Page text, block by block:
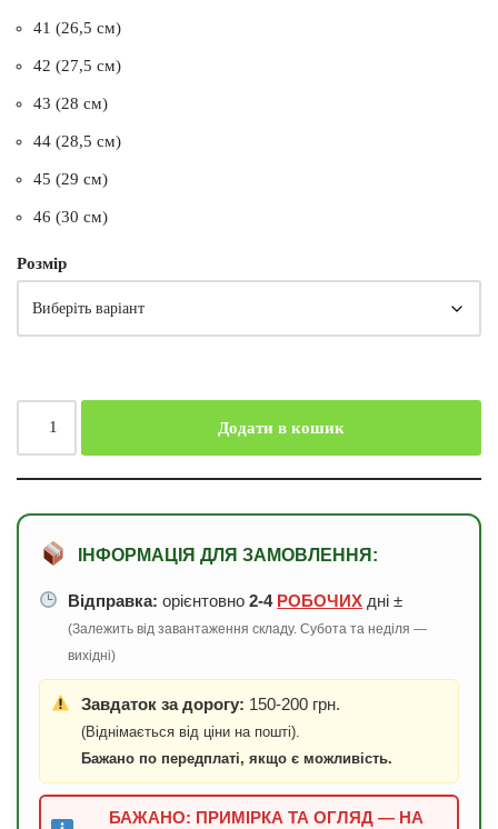
41 (26,5 см)
42 (27,5 см)
43 (28 см)
44 (28,5 см)
45 (29 см)
46 (30 см)
Розмір
Додати в кошик
ІНФОРМАЦІЯ ДЛЯ ЗАМОВЛЕННЯ:
Відправка: орієнтовно2-4 РОБОЧИХ дні ±
(Залежить від завантаження складу. Субота та неділя —
вихідні)
Завдаток за дорогу: 150-200 грн.
(Віднімається від ціни на пошті).
Бажано по передплаті, якщо є можливість.
БАЖАНО: ПРИМІРКА ТА ОГЛЯД — НА